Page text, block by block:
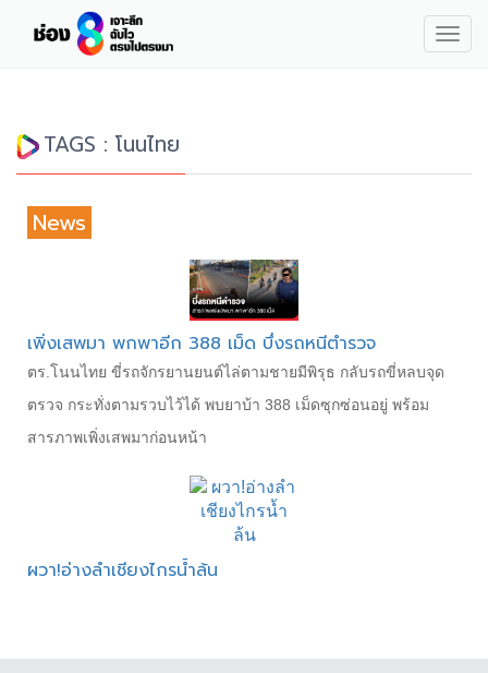
TAGS : โนนไทย
News
เพิ่งเสพมา พกพาอีก 388 เม็ด บึ่งรถหนีตำรวจ
ตร.โนนไทย ขี่รถจักรยานยนต์ไล่ตามชายมีพิรุธ กลับรถขี่หลบจุด
ตรวจ กระทั่งตามรวบไว้ได้ พบยาบ้า 388 เม็ดซุกซ่อนอยู่ พร้อม
สารภาพเพิ่งเสพมาก่อนหน้า
ผวา!อ่างลำเชียงไกรน้ำล้น